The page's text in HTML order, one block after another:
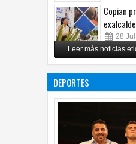
28 Jul
Impulsa
lectura
27 Jul
Leer más noticias
DEPORTES